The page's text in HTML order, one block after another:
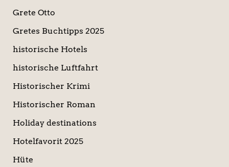
Grete Otto
Gretes Buchtipps 2025
historische Hotels
historische Luftfahrt
Historischer Krimi
Historischer Roman
Holiday destinations
Hotelfavorit 2025
Hüte